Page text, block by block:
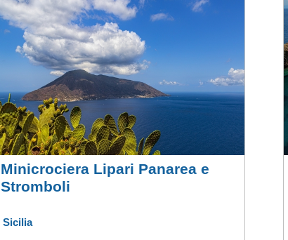
Minicrociera Lipari Panarea e
Stromboli
Sicilia